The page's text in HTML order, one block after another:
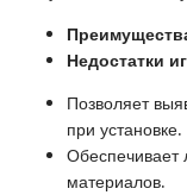
Недостатки
Позволяет
при установке.
Обеспечивает
материалов.